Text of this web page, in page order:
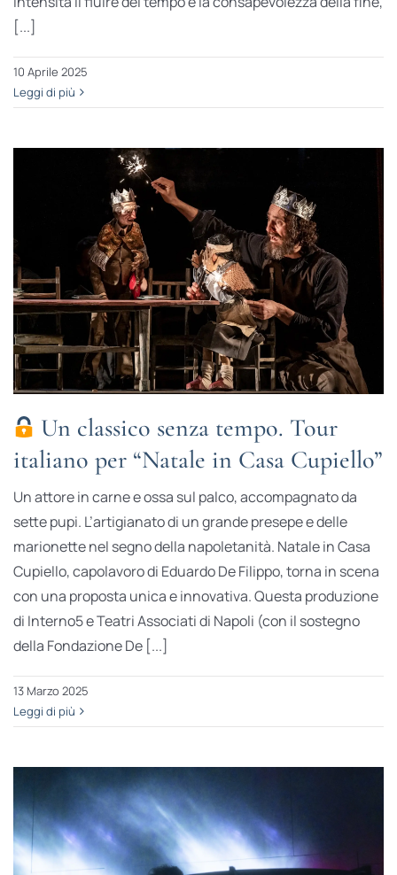
[...]
10 Aprile 2025
Leggi di più
Un classico senza tempo. Tour
italiano per “Natale in Casa Cupiello”
Un attore in carne e ossa sul palco, accompagnato da
sette pupi. L’artigianato di un grande presepe e delle
marionette nel segno della napoletanità. Natale in Casa
Cupiello, capolavoro di Eduardo De Filippo, torna in scena
con una proposta unica e innovativa. Questa produzione
di Interno5 e Teatri Associati di Napoli (con il sostegno
della Fondazione De [...]
13 Marzo 2025
Leggi di più